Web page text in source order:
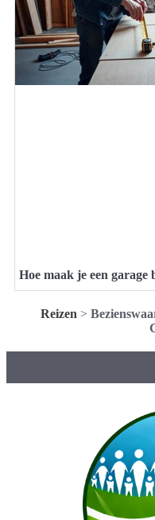
Hoe maak je een garage
Reizen >